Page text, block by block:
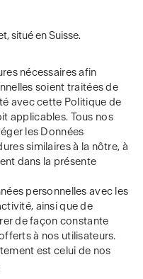
situé en Suisse.
nécessaires afin
soient traitées de
avec cette Politique de
applicables. Tous nos
les Données
similaires à la nôtre, à
dans la présente
personnelles avec les
ainsi que de
de façon constante
à nos utilisateurs.
est celui de nos